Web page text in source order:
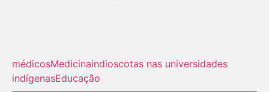
médicosMedicinaindioscotas nas universidades
indígenasEducação